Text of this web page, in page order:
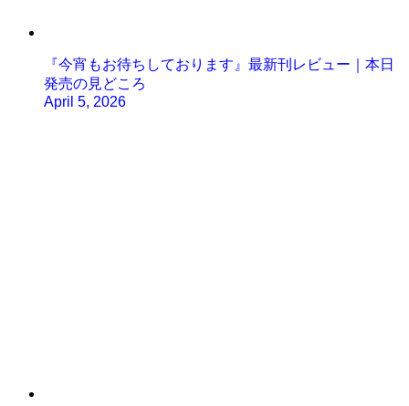
『今宵もお待ちしております』最新刊レビュー｜本日
発売の見どころ
April 5, 2026